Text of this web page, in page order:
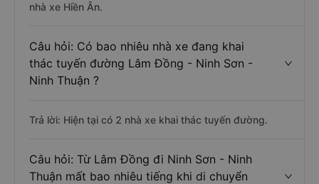
nhà xe Hiền Ân.
Câu hỏi: Có bao nhiêu nhà xe đang khai
thác tuyến đường Lâm Đồng - Ninh Sơn -
Ninh Thuận ?
Trả lời: Hiện tại có 2 nhà xe khai thác tuyến đường.
Câu hỏi: Từ Lâm Đồng đi Ninh Sơn - Ninh
Thuận mất bao nhiêu tiếng khi di chuyển